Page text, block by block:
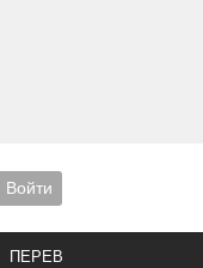
Войти
ПЕРЕВОДЫ